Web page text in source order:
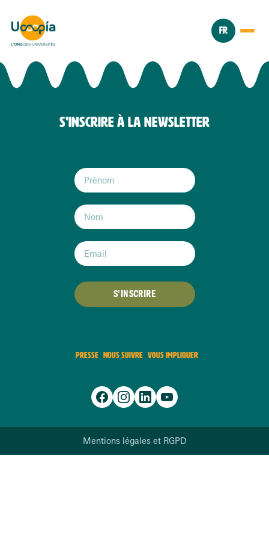
FR
S'INSCRIRE À LA NEWSLETTER
S'INSCRIRE
PRESSE NOUS SUIVRE VOUS IMPLIQUER
Mentions légales et RGPD